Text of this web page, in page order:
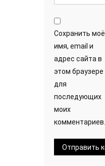
Сохранить моё
имя, email и
адрес сайта в
этом браузере
для
последующих
моих
комментариев.